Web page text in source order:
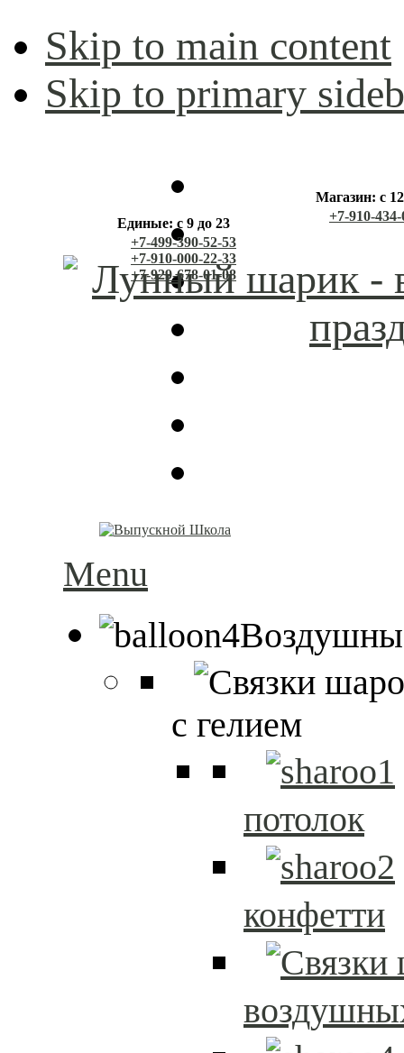
Skip to main content
Skip to primary
Единые: с 9 до 23
+7-499-390-52-53
+7-910-000-22-33
+7-929-678-01-08
Магазин: с
+7-910-
Menu
с гелием
потолок
конфетти